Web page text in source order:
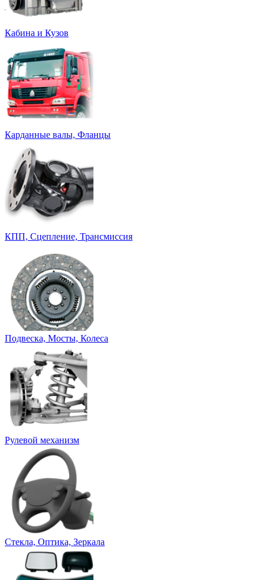
Кабина и Кузов
Карданные валы, Фланцы
КПП, Сцепление, Трансмиссия
Подвеска, Мосты, Колеса
Рулевой механизм
Стекла, Оптика, Зеркала